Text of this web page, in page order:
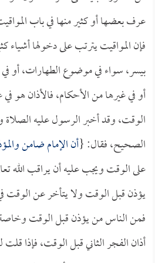
عرف بعضها أو كثير منها في باب
فإن المواقيت يترتب على دخولها أشياء
بيسر، سواء في موضوع الطهارات، أو
أو في غيرها من الأحكام، فالأذان هو
الوقت، وقد أخبر الرسول عليه الصلاة
الصحيح، فقال: {أن الإمام ضامن
على الوقت ويجب عليه أن يراقب الله
يؤذن قبل الوقت ولا يتأخر عن الوقت
فمن الناس من يؤذن قبل الوقت
أذان الفجر الثاني قبل الوقت، فإذا